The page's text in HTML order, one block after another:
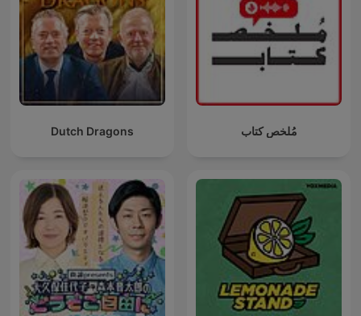
Dutch Dragons مُلخص كتاب